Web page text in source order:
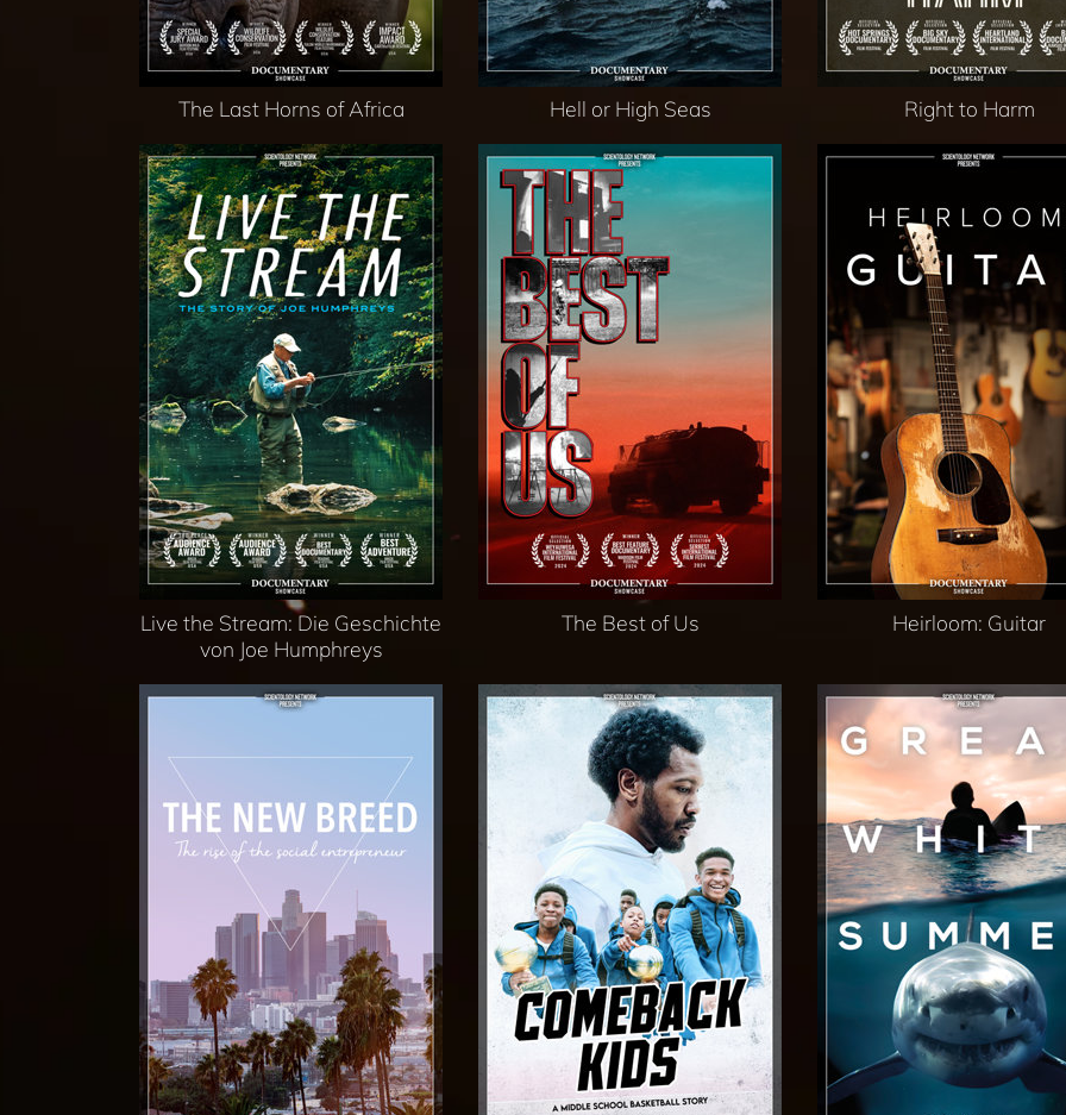
The Last Horns of Africa Hell or High Seas Right to Harm
Live the Stream: Die Geschichte
von Joe Humphreys
The Best of Us Heirloom: Guitar